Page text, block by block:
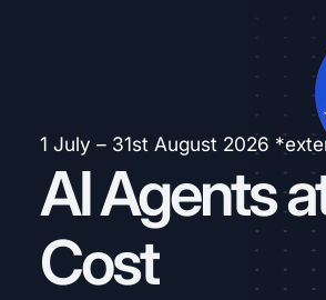
1 July – 31st August 2026
AI Agents
Cost